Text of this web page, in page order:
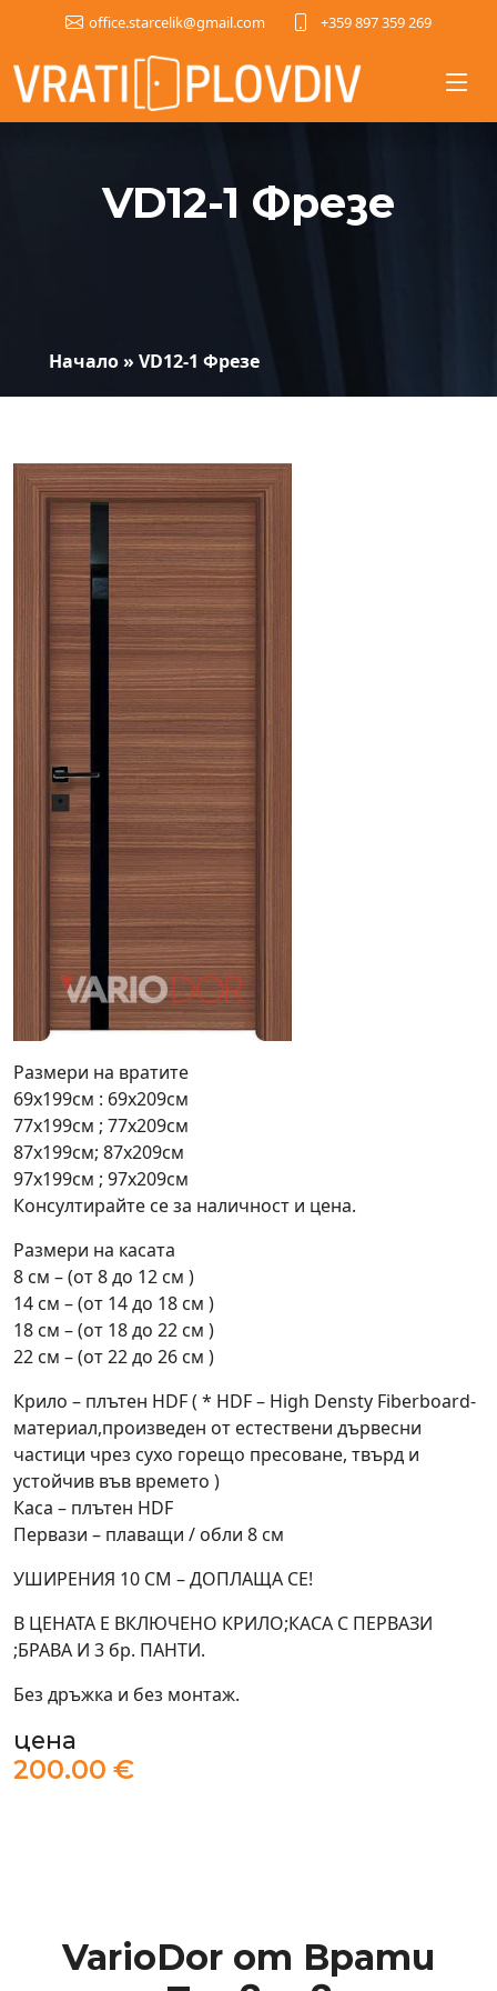
office.starcelik@gmail.com +359 897 359 269
VD12-1 Фрезе
Начало» VD12-1 Фрезе
Размери на вратите
69х199см : 69х209см
77х199см ; 77х209см
87х199см; 87х209см
97х199см ; 97х209см
Консултирайте се за наличност и цена.
Размери на касата
8 см – (от 8 до 12 см )
14 см – (от 14 до 18 см )
18 см – (от 18 до 22 см )
22 см – (от 22 до 26 см )
Крило – плътен HDF ( * HDF – High Densty Fiberboard-
материал,произведен от естествени дървесни
частици чрез сухо горещо пресоване, твърд и
устойчив във времето )
Каса – плътен HDF
Первази – плаващи / обли 8 см
УШИРЕНИЯ 10 СМ – ДОПЛАЩА СЕ!
В ЦЕНАТА Е ВКЛЮЧЕНО КРИЛО;КАСА С ПЕРВАЗИ
;БРАВА И 3 бр. ПАНТИ.
Без дръжка и без монтаж.
цена
200.00 €
VarioDor от Врати